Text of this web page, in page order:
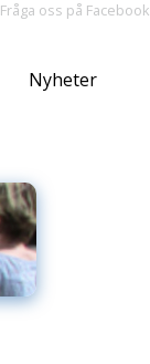
Fråga oss på Facebook
Nyheter